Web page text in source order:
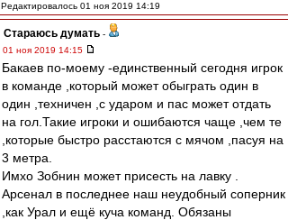
Редактировалось 01 ноя 2019 14:19
Стараюсь думать -
01 ноя 2019 14:15
Бакаев по-моему -единственный сегодня игрок
в команде ,который может обыграть один в
один ,техничен ,с ударом и пас может отдать
на гол.Такие игроки и ошибаются чаще ,чем те
,которые быстро расстаются с мячом ,пасуя на
3 метра.
Имхо Зобнин может присесть на лавку .
Арсенал в последнее наш неудобный соперник
,как Урал и ещё куча команд. Обязаны